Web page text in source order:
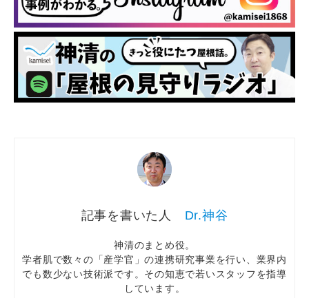
Dr.神谷
神清のまとめ役。
学者肌で数々の「産学官」の連携研究事業を行い、業界内
でも数少ない技術派です。その知恵で若いスタッフを指導
しています。